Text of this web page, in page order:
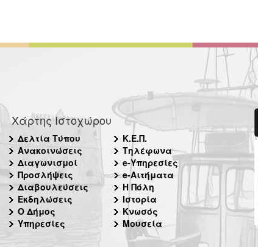
Χάρτης Ιστοχώρου
Δελτία Τύπου
Ανακοινώσεις
Διαγωνισμοί
Προσλήψεις
Διαβουλεύσεις
Εκδηλώσεις
Ο Δήμος
Υπηρεσίες
Κ.Ε.Π.
Τηλέφωνα
e-Υπηρεσίες
e-Αιτήματα
Η Πόλη
Ιστορία
Κνωσός
Μουσεία